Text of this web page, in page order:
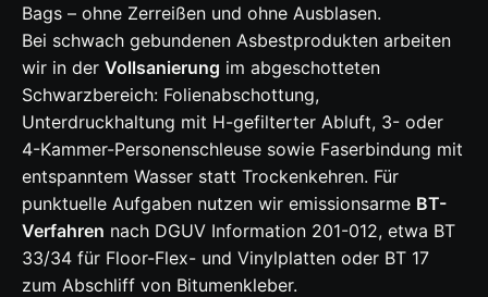
Bags – ohne Zerreißen und ohne Ausblasen.
Bei schwach gebundenen Asbestprodukten arbeiten
wir in der Vollsanierung im abgeschotteten
Schwarzbereich: Folienabschottung,
Unterdruckhaltung mit H-gefilterter Abluft, 3- oder
4-Kammer-Personenschleuse sowie Faserbindung mit
entspanntem Wasser statt Trockenkehren. Für
punktuelle Aufgaben nutzen wir emissionsarme BT-
Verfahren nach DGUV Information 201-012, etwa BT
33/34 für Floor-Flex- und Vinylplatten oder BT 17
zum Abschliff von Bitumenkleber.